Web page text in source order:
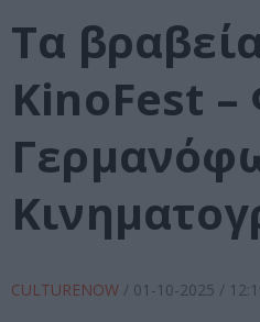
Τα
KinoFest
CULTURENOW / 01-10-2025 /